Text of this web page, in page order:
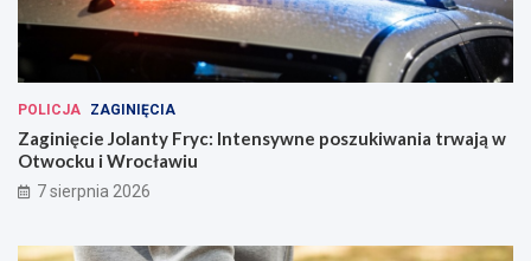
POLICJA ZAGINIĘCIA
Zaginięcie Jolanty Fryc: Intensywne poszukiwania trwają w
Otwocku i Wrocławiu
7 sierpnia 2026